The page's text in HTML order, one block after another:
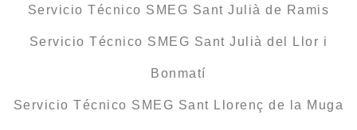
Servicio Técnico SMEG Sant Julià de Ramis
Servicio Técnico SMEG Sant Julià del Llor i
Bonmatí
Servicio Técnico SMEG Sant Llorenç de la Muga